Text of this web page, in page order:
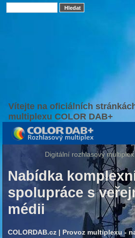
Vítejte na oficiálních
multiplexu COLOR DAB+
Digitální rozhlasový
Nabídka
spolupráce s
médii
COLORDAB.cz | Provoz multiplexu -